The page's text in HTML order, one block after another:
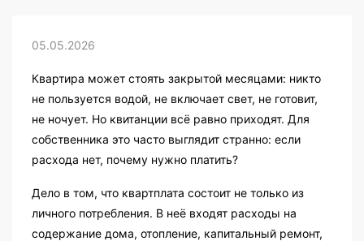
05.05.2026
Квартира может стоять закрытой месяцами: никто
не пользуется водой, не включает свет, не готовит,
не ночует. Но квитанции всё равно приходят. Для
собственника это часто выглядит странно: если
расхода нет, почему нужно платить?
Дело в том, что квартплата состоит не только из
личного потребления. В неё входят расходы на
содержание дома, отопление, капитальный ремонт,